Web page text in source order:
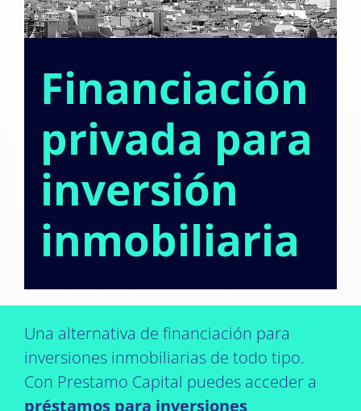
Financiación
privada para
inversión
inmobiliaria
Una alternativa de financiación para
inversiones inmobiliarias de todo tipo.
Con Prestamo Capital puedes acceder a
préstamos para inversiones